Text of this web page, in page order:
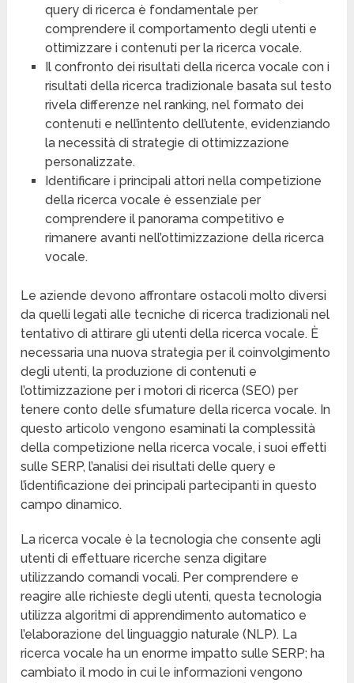
query di ricerca è fondamentale per
comprendere il comportamento degli utenti e
ottimizzare i contenuti per la ricerca vocale.
Il confronto dei risultati della ricerca vocale con i
risultati della ricerca tradizionale basata sul testo
rivela differenze nel ranking, nel formato dei
contenuti e nell’intento dell’utente, evidenziando
la necessità di strategie di ottimizzazione
personalizzate.
Identificare i principali attori nella competizione
della ricerca vocale è essenziale per
comprendere il panorama competitivo e
rimanere avanti nell’ottimizzazione della ricerca
vocale.
Le aziende devono affrontare ostacoli molto diversi
da quelli legati alle tecniche di ricerca tradizionali nel
tentativo di attirare gli utenti della ricerca vocale. È
necessaria una nuova strategia per il coinvolgimento
degli utenti, la produzione di contenuti e
l’ottimizzazione per i motori di ricerca (SEO) per
tenere conto delle sfumature della ricerca vocale. In
questo articolo vengono esaminati la complessità
della competizione nella ricerca vocale, i suoi effetti
sulle SERP, l’analisi dei risultati delle query e
l’identificazione dei principali partecipanti in questo
campo dinamico.
La ricerca vocale è la tecnologia che consente agli
utenti di effettuare ricerche senza digitare
utilizzando comandi vocali. Per comprendere e
reagire alle richieste degli utenti, questa tecnologia
utilizza algoritmi di apprendimento automatico e
l’elaborazione del linguaggio naturale (NLP). La
ricerca vocale ha un enorme impatto sulle SERP; ha
cambiato il modo in cui le informazioni vengono